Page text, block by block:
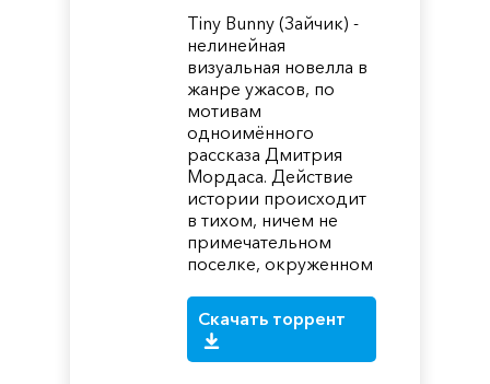
Tiny Bunny (Зайчик) -
нелинейная
визуальная новелла в
жанре ужасов, по
мотивам
одноимённого
рассказа Дмитрия
Мордаса. Действие
истории происходит
в тихом, ничем не
примечательном
поселке, окруженном
Скачать торрент